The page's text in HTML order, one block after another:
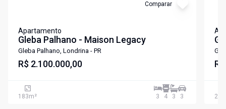
Comparar
Apartamento
Gleba Palhano - Maison Legacy
Gleba Palhano, Londrina - PR
R$ 2.100.000,00
183m² 3 4 3 3 214